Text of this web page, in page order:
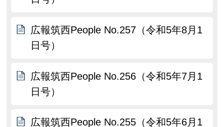
広報筑西People No.257（令和5年8月1
日号）
広報筑西People No.256（令和5年7月1
日号）
広報筑西People No.255（令和5年6月1